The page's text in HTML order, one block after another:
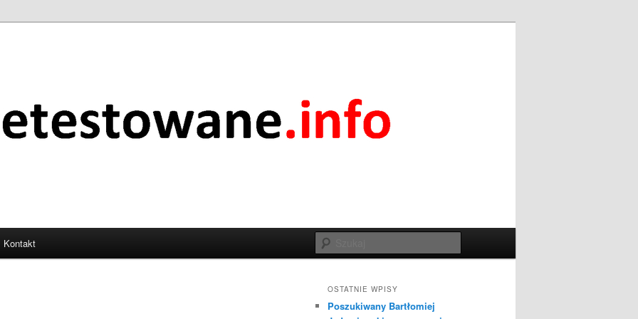
Kontakt
OSTATNIE WPISY
Poszukiwany Bartłomiej